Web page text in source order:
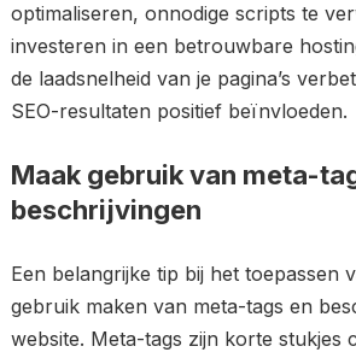
optimaliseren, onnodige scripts te
investeren in een betrouwbare
de laadsnelheid van je pagina’s
SEO-resultaten positief beïnvloeden.
Maak gebruik van meta-
beschrijvingen
Een belangrijke tip bij het toepassen
gebruik maken van meta-tags en
website. Meta-tags zijn korte stukjes